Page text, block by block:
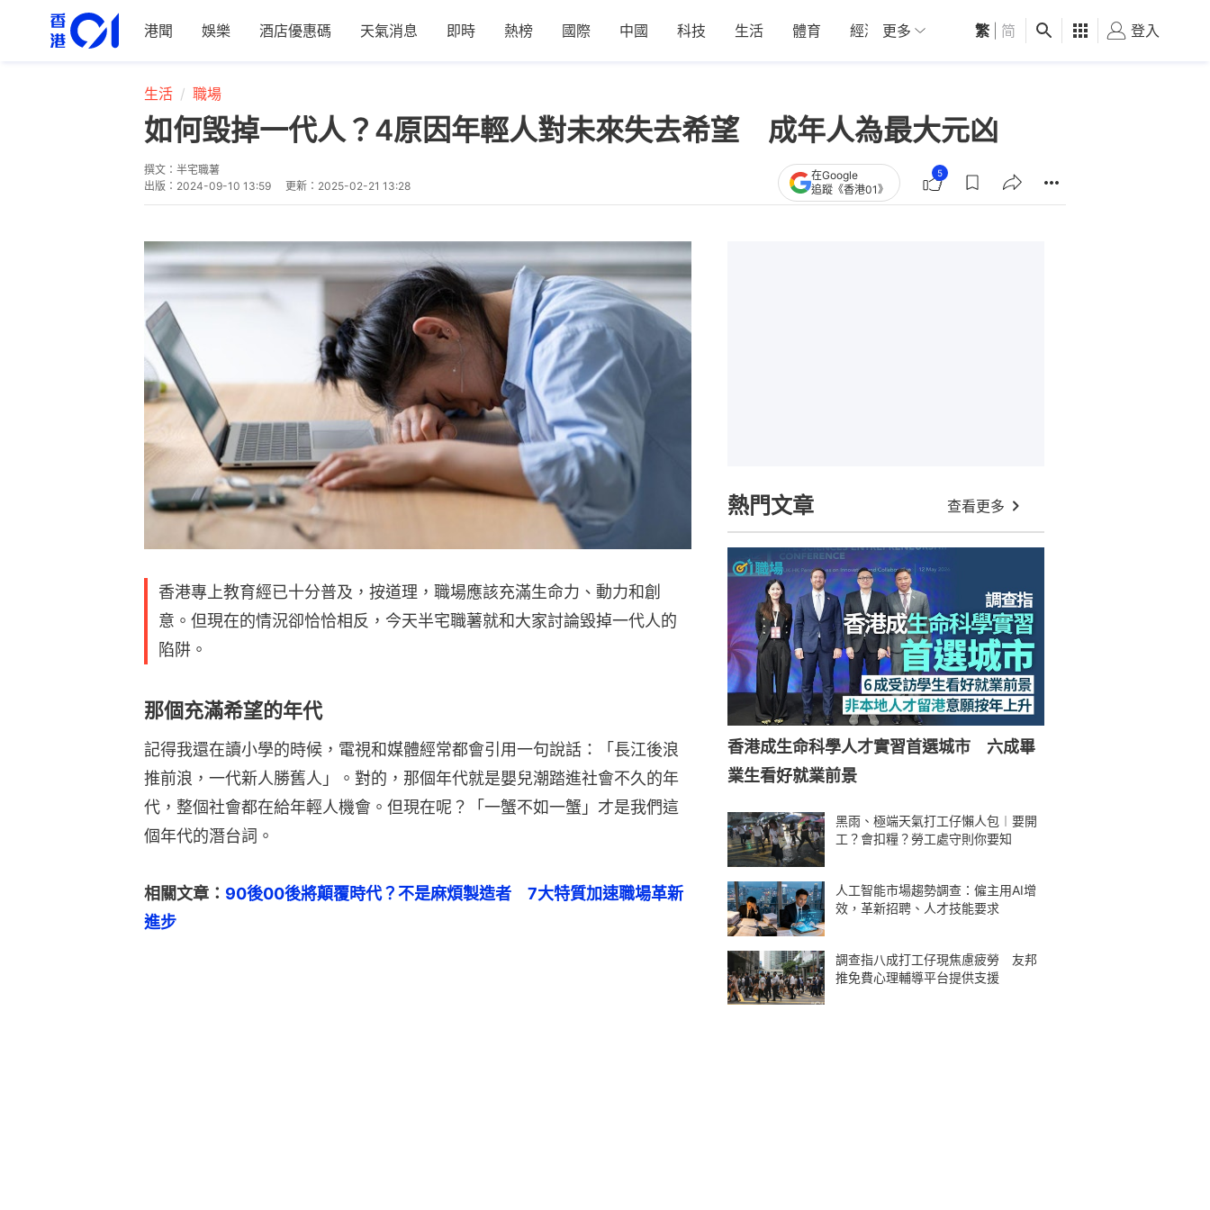
港聞 娛樂 酒店優惠碼 天氣消息 即時 熱榜 國際 中國 科技 生活 體育 經濟 01深圳 觀點 健康 好食玩飛
更多 繁 简 登入
生活 職場
如何毁掉一代人？4原因年輕人對未來失去希望 成年人為最大元凶
撰文： 半宅職薯
出版： 2024-09-10 13:59 更新： 2025-02-21 13:28
在Google
追蹤《香港01》
5
香港專上教育經已十分普及，按道理，職場應該充滿生命力、動力和創
意。但現在的情況卻恰恰相反，今天半宅職薯就和大家討論毀掉一代人的
陷阱。
那個充滿希望的年代
記得我還在讀小學的時候，電視和媒體經常都會引用一句說話：「長江後浪
推前浪，一代新人勝舊人」。對的，那個年代就是嬰兒潮踏進社會不久的年
代，整個社會都在給年輕人機會。但現在呢？「一蟹不如一蟹」才是我們這
個年代的潛台詞。
相關文章： 90後00後將顛覆時代？不是麻煩製造者　7大特質加速職場革新
進步
熱門文章 查看更多
香港成生命科學人才實習首選城市 六成畢
業生看好就業前景
黑雨、極端天氣打工仔懶人包︱要開
工？會扣糧？勞工處守則你要知
人工智能市場趨勢調查：僱主用AI增
效，革新招聘、人才技能要求
調查指八成打工仔現焦慮疲勞 友邦
推免費心理輔導平台提供支援